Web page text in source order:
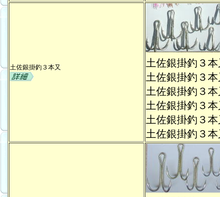
土佐銀掛釣３本又
土佐銀掛釣３
土佐銀掛釣３
土佐銀掛釣３
土佐銀掛釣３
土佐銀掛釣３
土佐銀掛釣３